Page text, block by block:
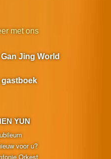
YUN
voor u?
Orkest
met ons
Jing World
gastboek